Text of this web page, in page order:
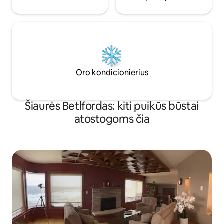
Oro kondicionierius
Šiaurės Betlfordas: kiti puikūs būstai
atostogoms čia